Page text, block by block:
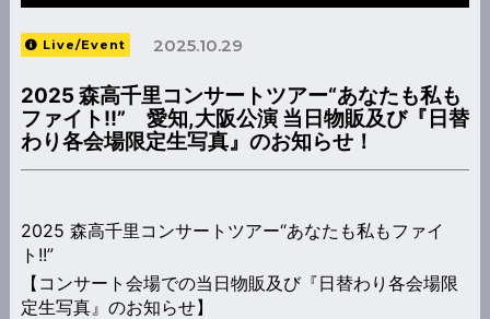
Live/Event 2025.10.29
2025 森高千里コンサートツアー“あなたも私も
ファイト!!” 愛知,大阪公演 当日物販及び『日替
わり各会場限定生写真』のお知らせ！
2025 森高千里コンサートツアー“あなたも私もファイ
ト!!”
【コンサート会場での当日物販及び『日替わり各会場限
定生写真』のお知らせ】